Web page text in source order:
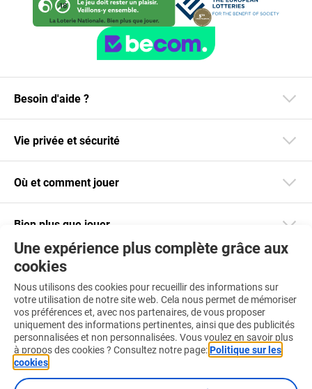
Une expérience plus complète grâce aux
cookies
Nous utilisons des cookies pour recueillir des informations sur
votre utilisation de notre site web. Cela nous permet de mémoriser
vos préférences et, avec nos partenaires, de vous proposer
uniquement des informations pertinentes, ainsi que des publicités
personnalisées et non personnalisées. Vous voulez en savoir plus
à propos des cookies ? Consultez notre page:Politique sur les
cookies
Besoin d'aide ?
Vie privée et sécurité
Où et comment jouer
Bien plus que jouer
Téléchargez notre app